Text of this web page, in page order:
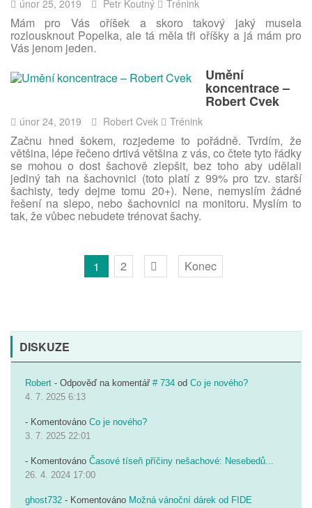
únor 25, 2019 Petr Koutný Trénink
Mám pro Vás oříšek a skoro takový jaký musela
rozlousknout Popelka, ale tá měla tři oříšky a já mám pro
Vás jenom jeden.
Umění
koncentrace –
Robert Cvek
únor 24, 2019 Robert Cvek Trénink
Začnu hned šokem, rozjedeme to pořádně. Tvrdím, že
většina, lépe řečeno drtivá většina z vás, co čtete tyto řádky
se mohou o dost šachově zlepšit, bez toho aby udělali
jediný tah na šachovnici (toto platí z 99% pro tzv. starší
šachisty, tedy dejme tomu 20+). Nene, nemyslím žádné
řešení na slepo, nebo šachovnici na monitoru. Myslím to
tak, že vůbec nebudete trénovat šachy.
1 2 Konec
DISKUZE
Robert - Odpověď na komentář # 734 od Co je nového?
4. 7. 2025 6:13
- Komentováno Co je nového?
3. 7. 2025 22:01
- Komentováno Časové tíseň příčiny nešachové: Nesebedů...
26. 4. 2024 17:00
ghost732 - Komentováno Možná vánoční dárek od FIDE